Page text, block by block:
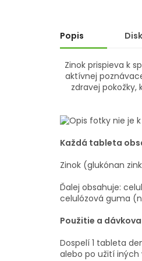
Popis
Zinok prispieva k
aktívnej
zdravej
Každá tableta
Zinok (glukónan
Ďalej obsahuje:
celulózová guma
Použitie a
Dospelí 1 tableta
alebo po užití iných